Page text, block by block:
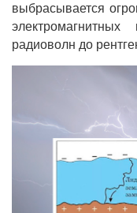
выбрасывается
радиоволн до